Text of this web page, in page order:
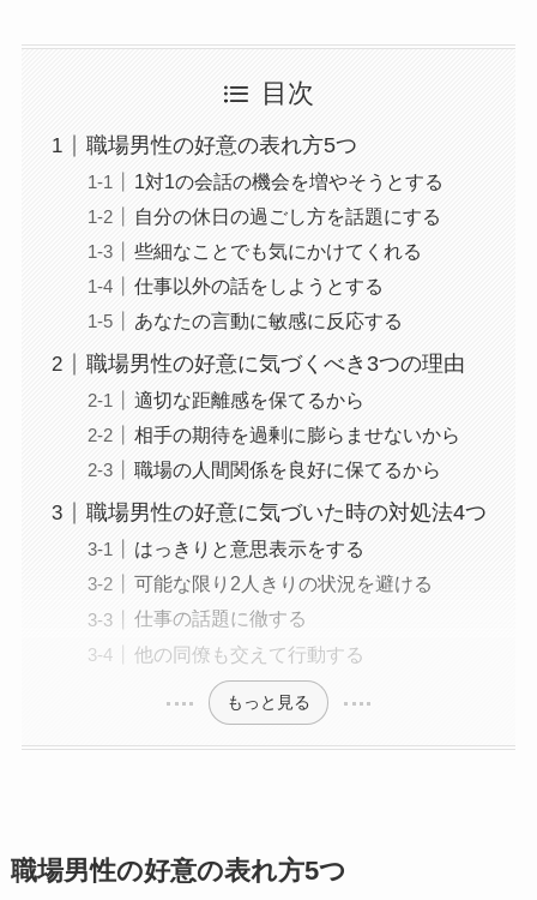
目次
職場男性の好意の表れ方5つ
1対1の会話の機会を増やそうとする
自分の休日の過ごし方を話題にする
些細なことでも気にかけてくれる
仕事以外の話をしようとする
あなたの言動に敏感に反応する
職場男性の好意に気づくべき3つの理由
適切な距離感を保てるから
相手の期待を過剰に膨らませないから
職場の人間関係を良好に保てるから
職場男性の好意に気づいた時の対処法4つ
はっきりと意思表示をする
可能な限り2人きりの状況を避ける
仕事の話題に徹する
他の同僚も交えて行動する
もっと見る
職場男性の好意の表れ方5つ